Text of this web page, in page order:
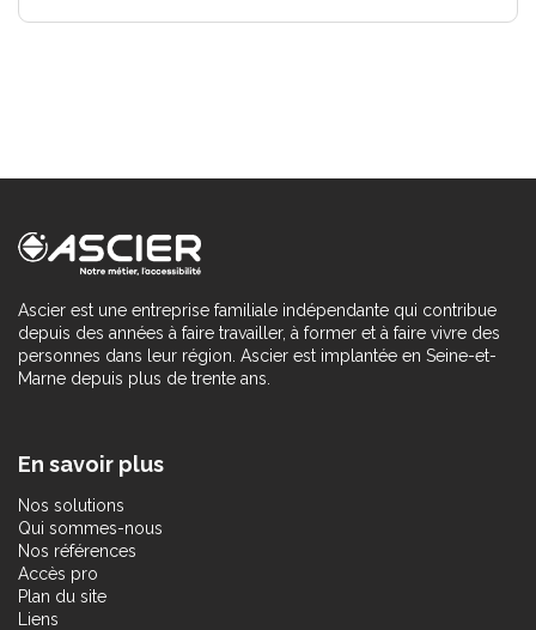
Ascier est une entreprise familiale indépendante qui contribue
depuis des années à faire travailler, à former et à faire vivre des
personnes dans leur région. Ascier est implantée en Seine-et-
Marne depuis plus de trente ans.
En savoir plus
Nos solutions
Qui sommes-nous
Nos références
Accès pro
Plan du site
Liens